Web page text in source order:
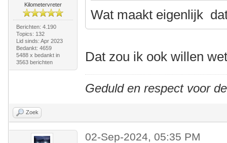
Kilometervreter
Berichten: 4.190
Topics: 132
Lid sinds: Apr 2023
Bedankt: 4659
5488 x bedankt in
3563 berichten
Wat maakt eigenlijk
Dat zou ik ook willen
Geduld en respect voor
Zoek
02-Sep-2024, 05:35 PM